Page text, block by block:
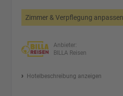
Zimmer & Verpflegung anpassen
Anbieter:
BILLA Reisen
Hotelbeschreibung anzeigen